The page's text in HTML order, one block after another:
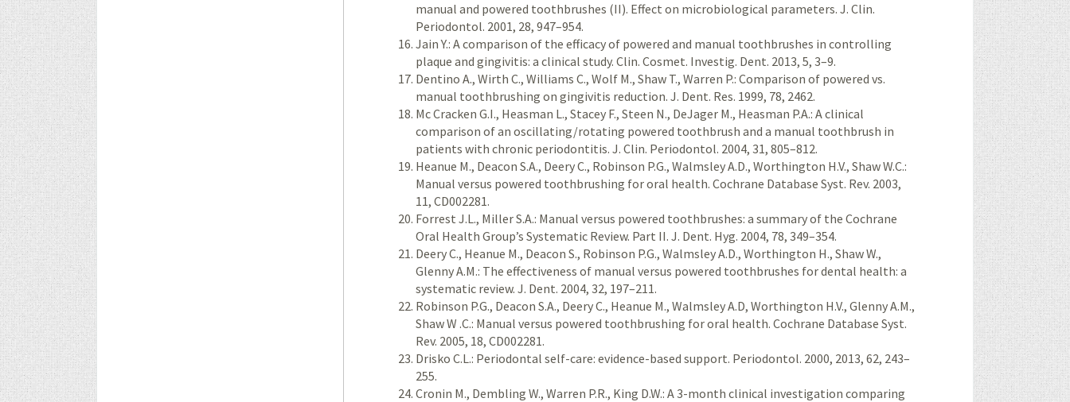
manual and powered toothbrushes (II). Effect on microbiological parameters. J. Clin.
Periodontol. 2001, 28, 947–954.
Jain Y.: A comparison of the efficacy of powered and manual toothbrushes in controlling
plaque and gingivitis: a clinical study. Clin. Cosmet. Investig. Dent. 2013, 5, 3–9.
Dentino A., Wirth C., Williams C., Wolf M., Shaw T., Warren P.: Comparison of powered vs.
manual toothbrushing on gingivitis reduction. J. Dent. Res. 1999, 78, 2462.
Mc Cracken G.I., Heasman L., Stacey F., Steen N., DeJager M., Heasman P.A.: A clinical
comparison of an oscillating/rotating powered toothbrush and a manual toothbrush in
patients with chronic periodontitis. J. Clin. Periodontol. 2004, 31, 805–812.
Heanue M., Deacon S.A., Deery C., Robinson P.G., Walmsley A.D., Worthington H.V., Shaw W.C.:
Manual versus powered toothbrushing for oral health. Cochrane Database Syst. Rev. 2003,
11, CD002281.
Forrest J.L., Miller S.A.: Manual versus powered toothbrushes: a summary of the Cochrane
Oral Health Group’s Systematic Review. Part II. J. Dent. Hyg. 2004, 78, 349–354.
Deery C., Heanue M., Deacon S., Robinson P.G., Walmsley A.D., Worthington H., Shaw W.,
Glenny A.M.: The effectiveness of manual versus powered toothbrushes for dental health: a
systematic review. J. Dent. 2004, 32, 197–211.
Robinson P.G., Deacon S.A., Deery C., Heanue M., Walmsley A.D, Worthington H.V., Glenny A.M.,
Shaw W .C.: Manual versus powered toothbrushing for oral health. Cochrane Database Syst.
Rev. 2005, 18, CD002281.
Drisko C.L.: Periodontal self-care: evidence-based support. Periodontol. 2000, 2013, 62, 243–
255.
Cronin M., Dembling W., Warren P.R., King D.W.: A 3-month clinical investigation comparing